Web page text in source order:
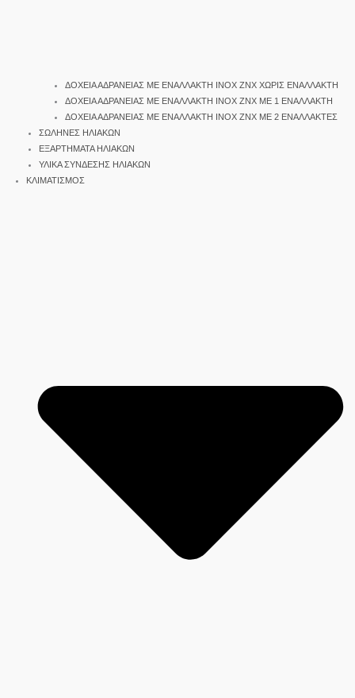
ΔΟΧΕΙΑ ΑΔΡΑΝΕΙΑΣ ΜΕ ΕΝΑΛΛΑΚΤΗ INOX ΖΝΧ ΧΩΡΙΣ ΕΝΑΛΛΑΚΤΗ
ΔΟΧΕΙΑ ΑΔΡΑΝΕΙΑΣ ΜΕ ΕΝΑΛΛΑΚΤΗ INOX ΖΝΧ ΜΕ 1 ΕΝΑΛΛΑΚΤΗ
ΔΟΧΕΙΑ ΑΔΡΑΝΕΙΑΣ ΜΕ ΕΝΑΛΛΑΚΤΗ INOX ΖΝΧ ΜΕ 2 ΕΝΑΛΛΑΚΤΕΣ
ΣΩΛΗΝΕΣ ΗΛΙΑΚΩΝ
ΕΞΑΡΤΗΜΑΤΑ ΗΛΙΑΚΩΝ
ΥΛΙΚΑ ΣΥΝΔΕΣΗΣ ΗΛΙΑΚΩΝ
ΚΛΙΜΑΤΙΣΜΟΣ